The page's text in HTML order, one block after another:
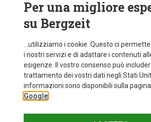
+12 Taglie
ONE SIZE
fino a 31%
Per una migliore
su Bergzeit
...utilizziamo i cookie. Questo ci
i nostri servizi e di adattare i contenuti
esigenze. Il vostro consenso può
trattamento dei vostri dati negli Stati
informazioni sono disponibili sulla
Google